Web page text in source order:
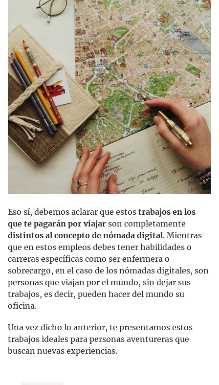
Eso sí, debemos aclarar que estos trabajos en los
que te pagarán por viajar son completamente
distintos al concepto de nómada digital. Mientras
que en estos empleos debes tener habilidades o
carreras específicas como ser enfermera o
sobrecargo, en el caso de los nómadas digitales, son
personas que viajan por el mundo, sin dejar sus
trabajos, es decir, pueden hacer del mundo su
oficina.
Una vez dicho lo anterior, te presentamos estos
trabajos ideales para personas aventureras que
buscan nuevas experiencias.